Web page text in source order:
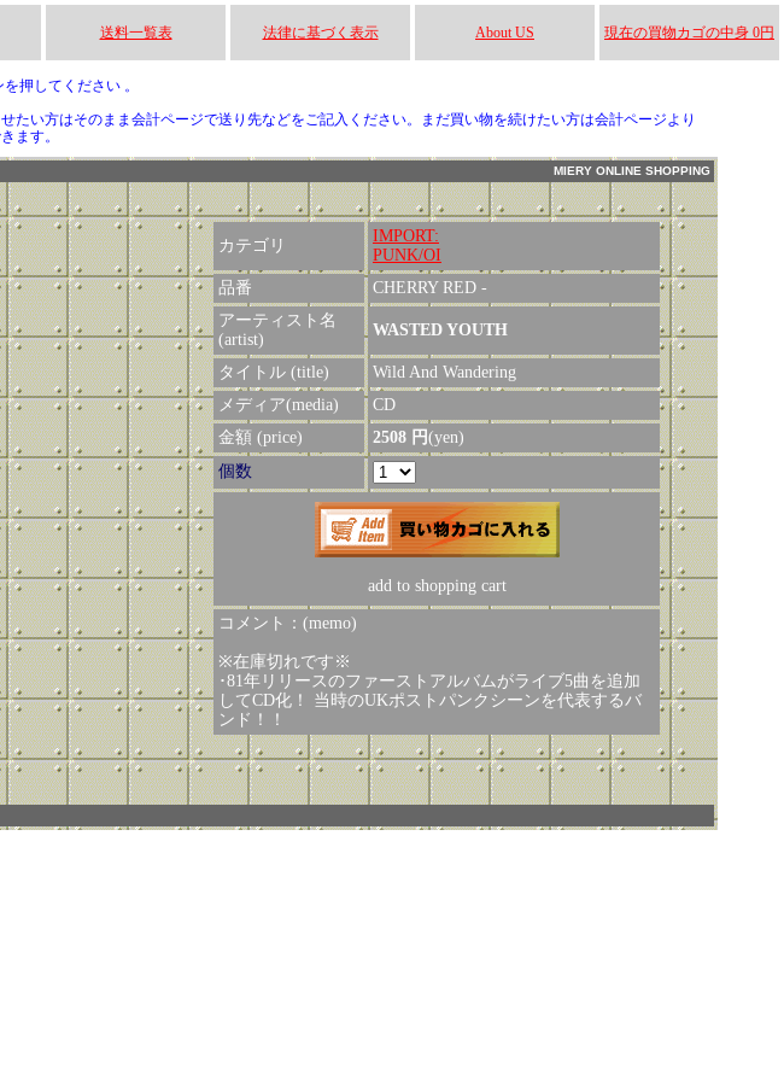
送料一覧表 法律に基づく表示 About US 現在の買物カゴの中身 0円
押してください 。
たい方はそのまま会計ページで送り先などをご記入ください。まだ買い物を続けたい方は会計ページより
ます。
MIERY ONLINE SHOPPING
カテゴリ
IMPORT:
PUNK/OI
品番
CHERRY RED -
アーティスト名
(artist)
WASTED YOUTH
タイトル (title)
Wild And Wandering
メディア(media)
CD
金額 (price)
2508 円(yen)
個数
add to shopping cart
コメント：(memo)
※在庫切れです※
･81年リリースのファーストアルバムがライブ5曲を追加
してCD化！ 当時のUKポストパンクシーンを代表するバ
ンド！！